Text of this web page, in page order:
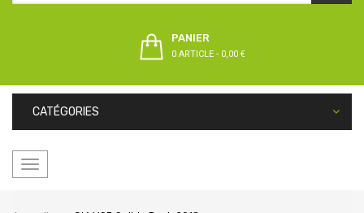
PANIER
0 ARTICLE - 0,00 €
CATÉGORIES
Basculer